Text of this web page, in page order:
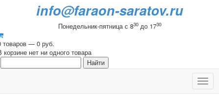
info@faraon-saratov.ru
Понедельник-пятница с 830до 1730
товаров — 0 руб.
корзине нет ни одного товара